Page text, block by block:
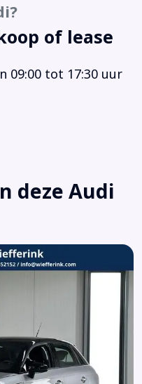
of lease
09:00 tot 17:30 uur
deze Audi